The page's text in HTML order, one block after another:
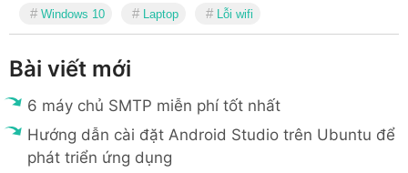
Windows 10 Laptop Lỗi wifi
Bài viết mới
6 máy chủ SMTP miễn phí tốt nhất
Hướng dẫn cài đặt Android Studio trên Ubuntu để
phát triển ứng dụng